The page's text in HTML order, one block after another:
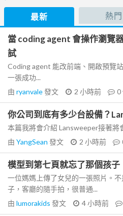
最新 熱門
當 coding agent 會操作瀏覽
試
Coding agent 能改前端、開啟預覽
一張成功...
由 ryanvale發文 2 小時前 0
你公司到底有多少台設備？
本篇我將會介紹 Lansweeper接著將
由 YangSean 發文 2 小時前
模型到第七頁就忘了那個孩子
一位媽媽上傳了女兒的一張照片。
子，客廳的隨手拍，很普通...
由 lumorakids 發文 4 小時前